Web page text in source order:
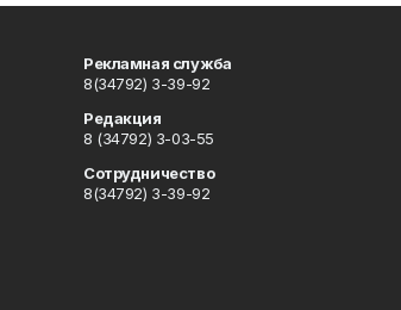
Рекламная служба
8(34792) 3-39-92
Редакция
8 (34792) 3-03-55
Сотрудничество
8(34792) 3-39-92